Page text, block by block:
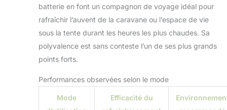
batterie en font un compagnon de voyage idéal pour
rafraîchir l’auvent de la caravane ou l’espace de vie
sous la tente durant les heures les plus chaudes. Sa
polyvalence est sans conteste l’un de ses plus grands
points forts.
Performances observées selon le mode
Mode
Efficacité du